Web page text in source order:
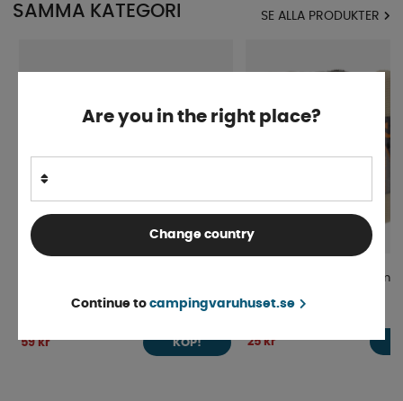
SAMMA KATEGORI
SE ALLA PRODUKTER
59 kr KÖP!
Antihalkmatta 30x100cm
25 kr
Are you in the right place?
Change country
Continue to campingvaruhuset.se